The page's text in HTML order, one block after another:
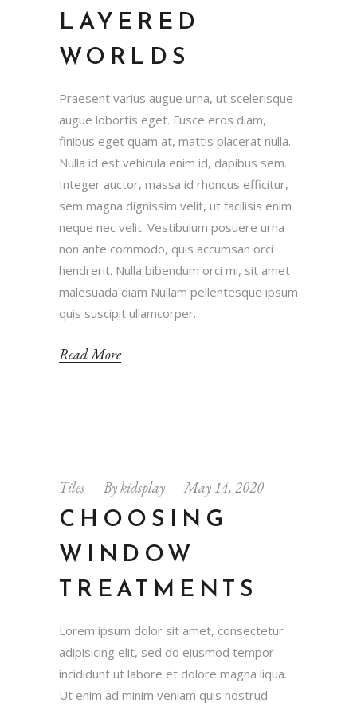
LAYERED
WORLDS
Praesent varius augue urna, ut scelerisque
augue lobortis eget. Fusce eros diam,
finibus eget quam at, mattis placerat nulla.
Nulla id est vehicula enim id, dapibus sem.
Integer auctor, massa id rhoncus efficitur,
sem magna dignissim velit, ut facilisis enim
neque nec velit. Vestibulum posuere urna
non ante commodo, quis accumsan orci
hendrerit. Nulla bibendum orci mi, sit amet
malesuada diam Nullam pellentesque ipsum
quis suscipit ullamcorper.
Read More
Tiles Bykidsplay May 14, 2020
CHOOSING
WINDOW
TREATMENTS
Lorem ipsum dolor sit amet, consectetur
adipisicing elit, sed do eiusmod tempor
incididunt ut labore et dolore magna liqua.
Ut enim ad minim veniam quis nostrud